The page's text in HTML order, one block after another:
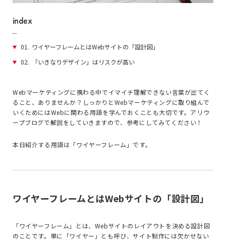
index
01. ワイヤーフレームとはWebサイトの「設計図」
02.
「いきなりデザイン」はリスクが高い
Webマーケティングに携わる中でイマイチ理解できない言葉が出てく
ること、ありませんか？しっかりとWebマーケティングに取り組んで
いくためにはWebに関わる用語を学んでおくことも大切です。アリウ
ープブログで解説をしていきますので、参考にしてみてください！
本日紹介する用語は「ワイヤーフレーム」です。
ワイヤーフレームとはWebサイトの「設計図」
「ワイヤーフレーム」とは、Webサイトのレイアウトを決める設計図
のことです。単に「ワイヤー」とも呼び、サイト制作には欠かせない